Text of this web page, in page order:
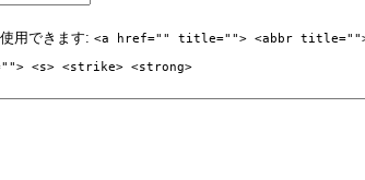
(z)= kThen
Return
1
Return
0
If
用できます: <a href="" title=""> <abbr title="">
<s> <strike> <strong>